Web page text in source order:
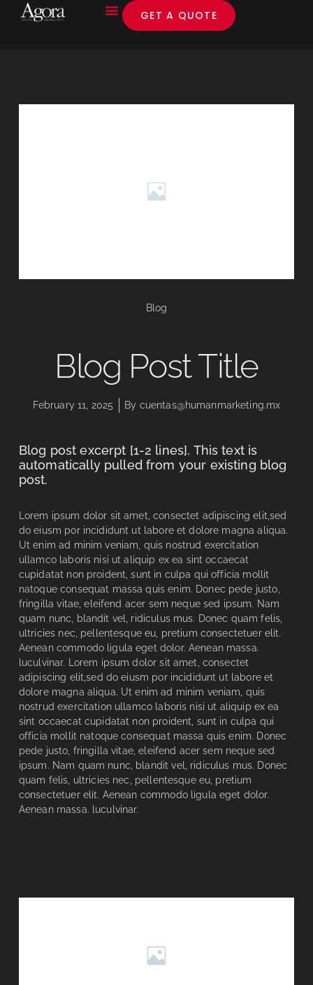
GET A QUOTE
Blog
Blog Post Title
February 11, 2025 By cuentas@humanmarketing.mx
Blog post excerpt [1-2 lines]. This text is
automatically pulled from your existing blog
post.
Lorem ipsum dolor sit amet, consectet adipiscing elit,sed
do eiusm por incididunt ut labore et dolore magna aliqua.
Ut enim ad minim veniam, quis nostrud exercitation
ullamco laboris nisi ut aliquip ex ea sint occaecat
cupidatat non proident, sunt in culpa qui officia mollit
natoque consequat massa quis enim. Donec pede justo,
fringilla vitae, eleifend acer sem neque sed ipsum. Nam
quam nunc, blandit vel, ridiculus mus. Donec quam felis,
ultricies nec, pellentesque eu, pretium consectetuer elit.
Aenean commodo ligula eget dolor. Aenean massa.
luculvinar. Lorem ipsum dolor sit amet, consectet
adipiscing elit,sed do eiusm por incididunt ut labore et
dolore magna aliqua. Ut enim ad minim veniam, quis
nostrud exercitation ullamco laboris nisi ut aliquip ex ea
sint occaecat cupidatat non proident, sunt in culpa qui
officia mollit natoque consequat massa quis enim. Donec
pede justo, fringilla vitae, eleifend acer sem neque sed
ipsum. Nam quam nunc, blandit vel, ridiculus mus. Donec
quam felis, ultricies nec, pellentesque eu, pretium
consectetuer elit. Aenean commodo ligula eget dolor.
Aenean massa. luculvinar.